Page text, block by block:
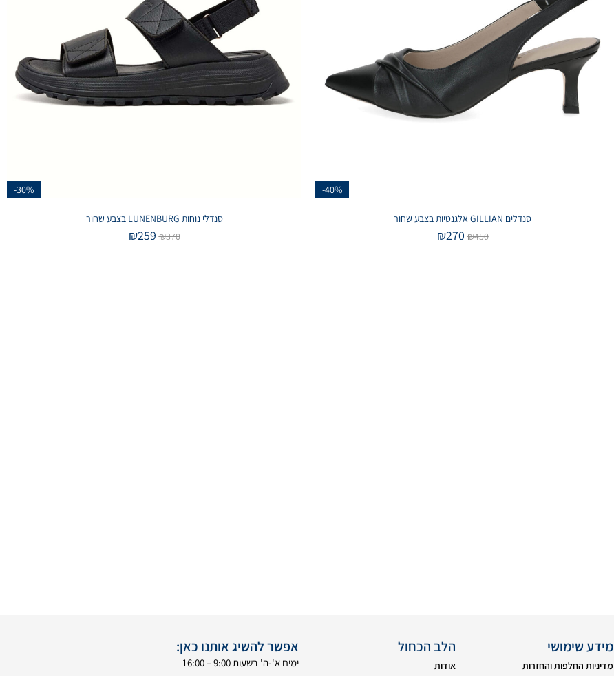
-40%
סנדלים GILLIAN אלגנטיות בצבע שחור
₪450
₪270
-30%
סנדלי נוחות LUNENBURG בצבע שחור
₪370
₪259
מידע שימושי
מדיניות החלפות והחזרות
הלב הכחול
אודות
אפשר להשיג אותנו כאן:
ימים א'-ה' בשעות 9:00 – 16:00